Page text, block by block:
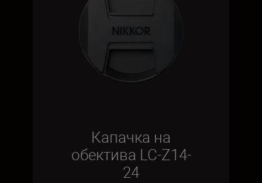
Капачка на
обектива LC-Z14-
24